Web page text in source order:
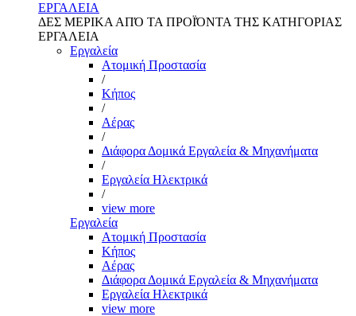
ΕΡΓΑΛΕΙΑ
ΔΕΣ ΜΕΡΙΚΑ ΑΠΌ ΤΑ ΠΡΟΪΌΝΤΑ ΤΗΣ ΚΑΤΗΓΟΡΙΑΣ
ΕΡΓΑΛΕΙΑ
Εργαλεία
Aτομική Προστασία
/
Kήπος
/
Αέρας
/
Διάφορα Δομικά Εργαλεία & Μηχανήματα
/
Εργαλεία Ηλεκτρικά
/
view more
Εργαλεία
Aτομική Προστασία
Kήπος
Αέρας
Διάφορα Δομικά Εργαλεία & Μηχανήματα
Εργαλεία Ηλεκτρικά
view more